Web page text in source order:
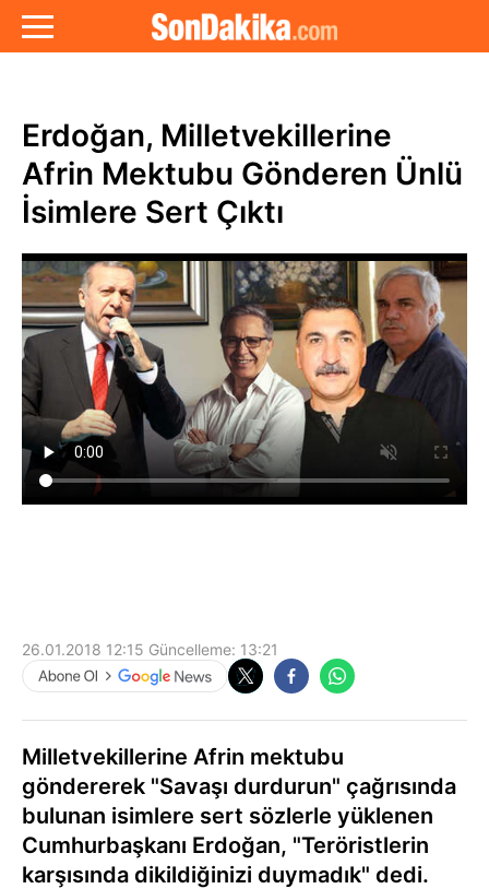
Erdoğan, Milletvekillerine
Afrin Mektubu Gönderen Ünlü
İsimlere Sert Çıktı
26.01.2018 12:15 Güncelleme: 13:21
Milletvekillerine Afrin mektubu
göndererek "Savaşı durdurun" çağrısında
bulunan isimlere sert sözlerle yüklenen
Cumhurbaşkanı Erdoğan, "Teröristlerin
karşısında dikildiğinizi duymadık" dedi.